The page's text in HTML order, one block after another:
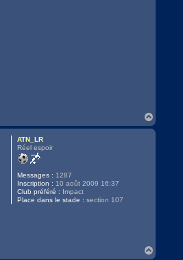
a
u
ATN_LR
Réel espoir
Messages : 1287
Inscription : 10 août 2009 16:37
Club préféré : Impact
Place dans le stade : section 107